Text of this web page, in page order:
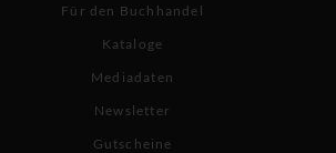
Für den Buchhandel
Kataloge
Mediadaten
Newsletter
Gutscheine